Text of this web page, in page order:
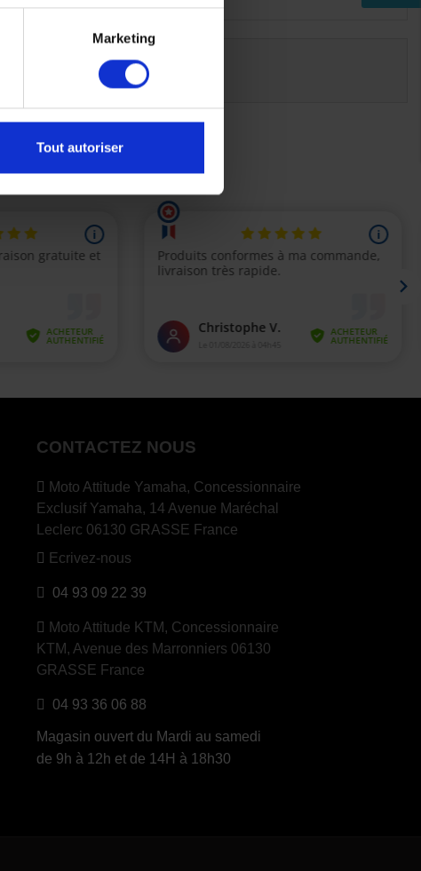
Marketing
Tout autoriser
CONTACTEZ NOUS
Moto Attitude Yamaha, Concessionnaire
Exclusif Yamaha, 14 Avenue Maréchal
Leclerc 06130 GRASSE France
Ecrivez-nous
04 93 09 22 39
Moto Attitude KTM, Concessionnaire
KTM, Avenue des Marronniers 06130
GRASSE France
04 93 36 06 88
Magasin ouvert du Mardi au samedi
de 9h à 12h et de 14H à 18h30